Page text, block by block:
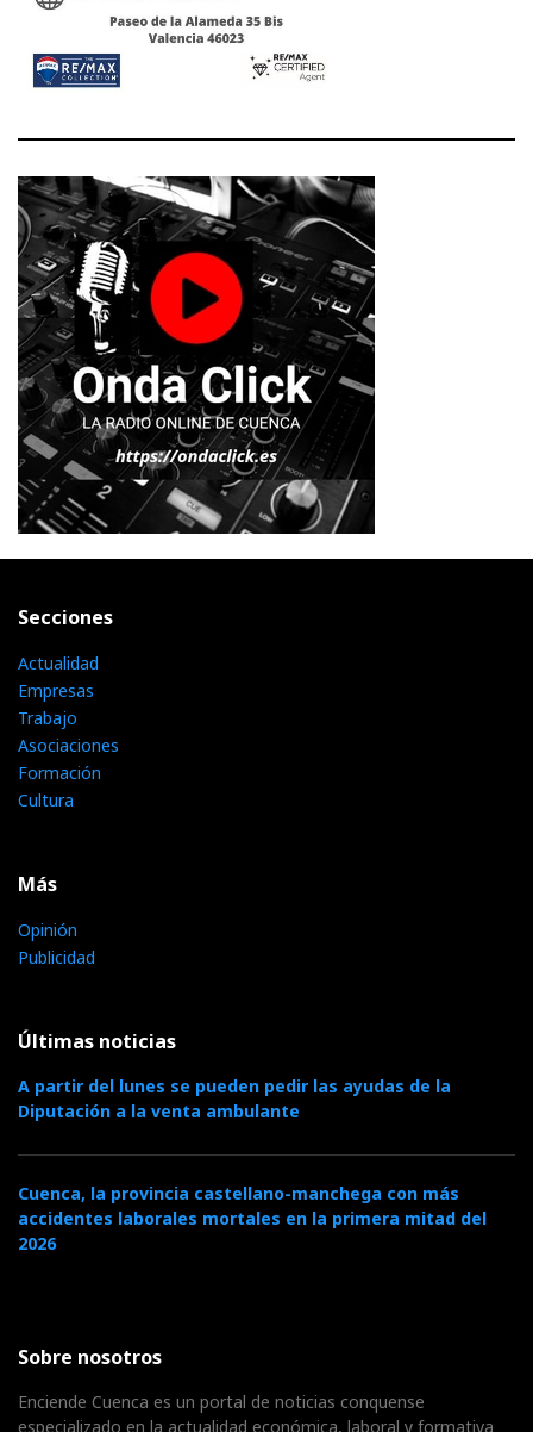
Secciones
Actualidad
Empresas
Trabajo
Asociaciones
Formación
Cultura
Más
Opinión
Publicidad
Últimas noticias
A partir del lunes se pueden pedir las ayudas de la
Diputación a la venta ambulante
Cuenca, la provincia castellano-manchega con más
accidentes laborales mortales en la primera mitad del
2026
Sobre nosotros
Enciende Cuenca es un portal de noticias conquense
especializado en la actualidad económica, laboral y formativa